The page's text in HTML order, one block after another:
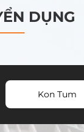
DỤNG
Kon Tum